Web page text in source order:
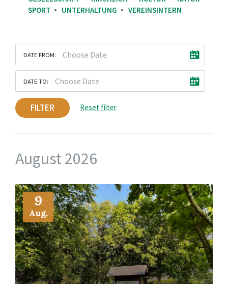
SPORT
UNTERHALTUNG VEREINSINTERN
DATE FROM:
DATE TO:
FILTER Reset filter
August 2026
9
Aug.
More
Info